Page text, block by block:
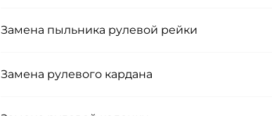
Замена пыльника рулевой рейки
Замена рулевого кардана